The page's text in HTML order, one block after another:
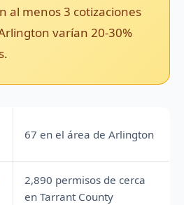
al menos 3 cotizaciones
varían 20-30%
67 en el área de Arlington
2,890 permisos de cerca
en Tarrant County